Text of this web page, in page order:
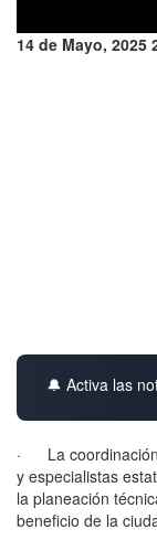
14 de Mayo, 2025
🔔 Activa las
· La coordinación
y especialistas
la planeación
beneficio de la